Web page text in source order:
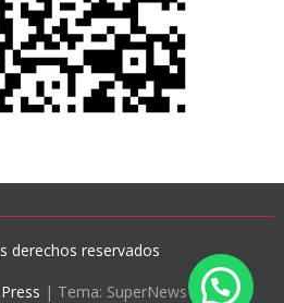
derechos reservados
| Tema: SuperNews deAcme